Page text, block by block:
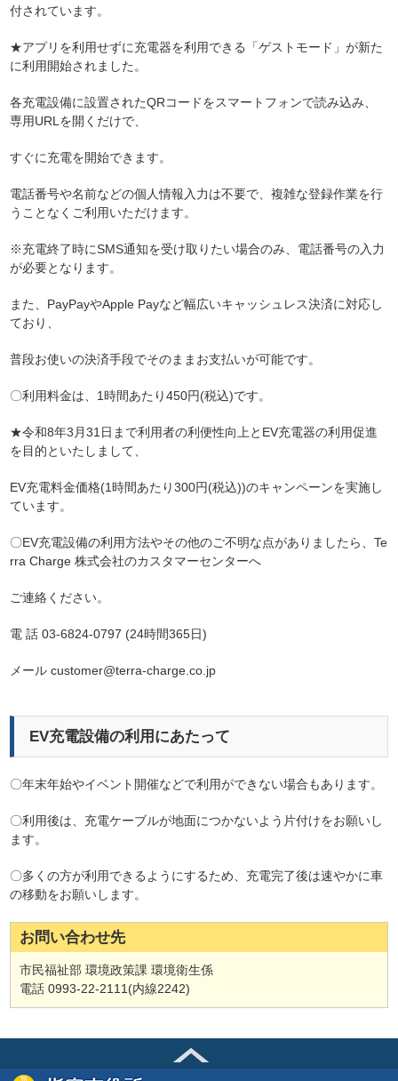
付されています。
★アプリを利用せずに充電器を利用できる「ゲストモード」が新た
に利用開始されました。
各充電設備に設置されたQRコードをスマートフォンで読み込み、
専用URLを開くだけで、
すぐに充電を開始できます。
電話番号や名前などの個人情報入力は不要で、複雑な登録作業を行
うことなくご利用いただけます。
※充電終了時にSMS通知を受け取りたい場合のみ、電話番号の入力
が必要となります。
また、PayPayやApple Payなど幅広いキャッシュレス決済に対応し
ており、
普段お使いの決済手段でそのままお支払いが可能です。
〇利用料金は、1時間あたり450円(税込)です。
★令和8年3月31日まで利用者の利便性向上とEV充電器の利用促進
を目的といたしまして、
EV充電料金価格(1時間あたり300円(税込))のキャンペーンを実施し
ています。
〇EV充電設備の利用方法やその他のご不明な点がありましたら、Te
rra Charge 株式会社のカスタマーセンターへ
ご連絡ください。
電 話 03-6824-0797 (24時間365日)
メール customer@terra-charge.co.jp
EV充電設備の利用にあたって
〇年末年始やイベント開催などで利用ができない場合もあります。
〇利用後は、充電ケーブルが地面につかないよう片付けをお願いし
ます。
〇多くの方が利用できるようにするため、充電完了後は速やかに車
の移動をお願いします。
お問い合わせ先
市民福祉部 環境政策課 環境衛生係
電話 0993-22-2111(内線2242)